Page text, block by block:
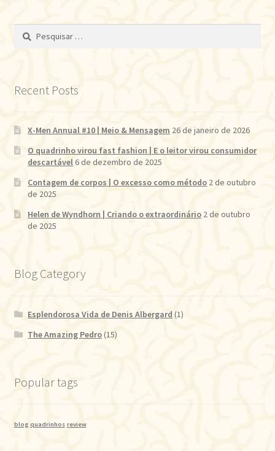
Pesquisar
Recent Posts
X-Men Annual #10 | Meio & Mensagem 26 de janeiro de 2026
O quadrinho virou fast fashion | E o leitor virou consumidor
descartável 6 de dezembro de 2025
Contagem de corpos | O excesso como método 2 de outubro
de 2025
Helen de Wyndhorn | Criando o extraordinário 2 de outubro
de 2025
Blog Category
Esplendorosa Vida de Denis Albergard (1)
The Amazing Pedro (15)
Popular tags
blog quadrinhos review